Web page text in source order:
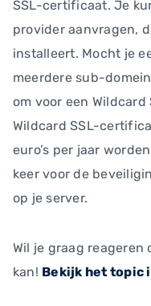
SSL-certificaat. Je
provider aanvragen,
installeert. Mocht je
meerdere sub-
om voor een
Wildcard SSL-
euro’s per jaar
keer voor de
op je server.
Wil je graag
kan! Bekijk het topic